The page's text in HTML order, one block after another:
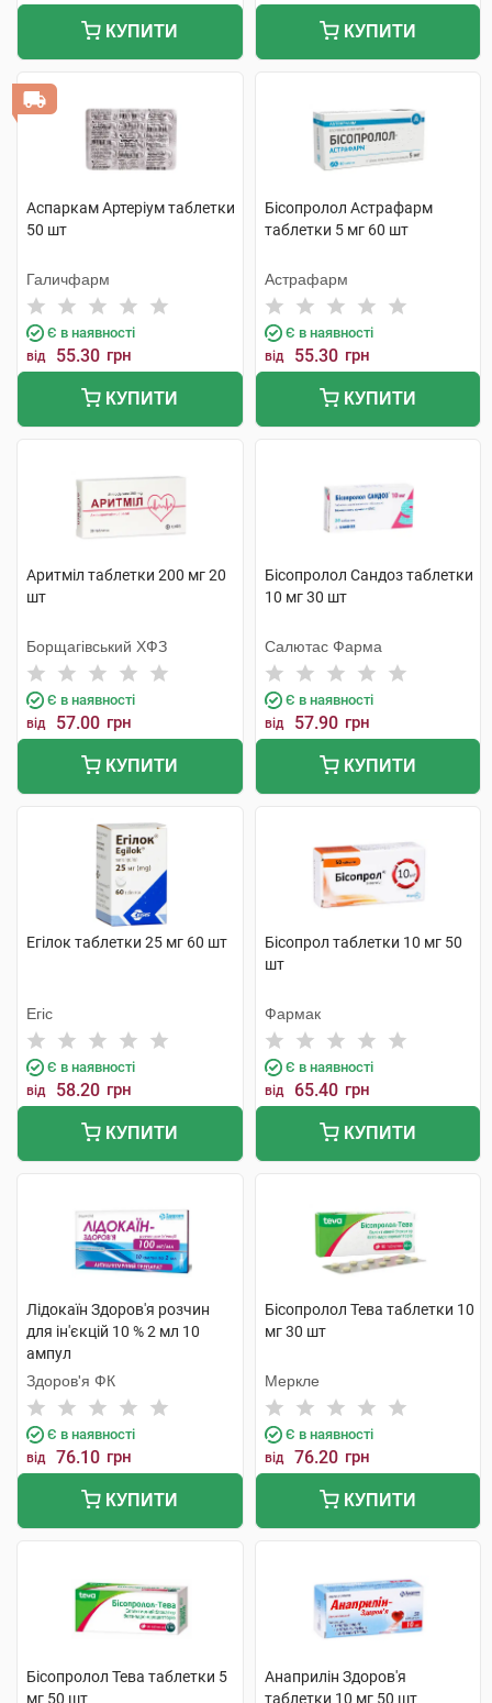
КУПИТИ КУПИТИ
Аспаркам Артеріум таблетки
50 шт
Галичфарм
Є в наявності
від 55.30 грн
КУПИТИ
Бісопролол Астрафарм
таблетки 5 мг 60 шт
Астрафарм
Є в наявності
від 55.30 грн
КУПИТИ
Аритміл таблетки 200 мг 20
шт
Борщагівський ХФЗ
Є в наявності
від 57.00 грн
КУПИТИ
Бісопролол Сандоз таблетки
10 мг 30 шт
Салютас Фарма
Є в наявності
від 57.90 грн
КУПИТИ
Егілок таблетки 25 мг 60 шт
Егіс
Є в наявності
від 58.20 грн
КУПИТИ
Бісопрол таблетки 10 мг 50
шт
Фармак
Є в наявності
від 65.40 грн
КУПИТИ
Лідокаїн Здоров'я розчин
для ін'єкцій 10 % 2 мл 10
ампул
Здоров'я ФК
Є в наявності
від 76.10 грн
КУПИТИ
Бісопролол Тева таблетки 10
мг 30 шт
Меркле
Є в наявності
від 76.20 грн
КУПИТИ
Бісопролол Тева таблетки 5
мг 50 шт
Анаприлін Здоров'я
таблетки 10 мг 50 шт